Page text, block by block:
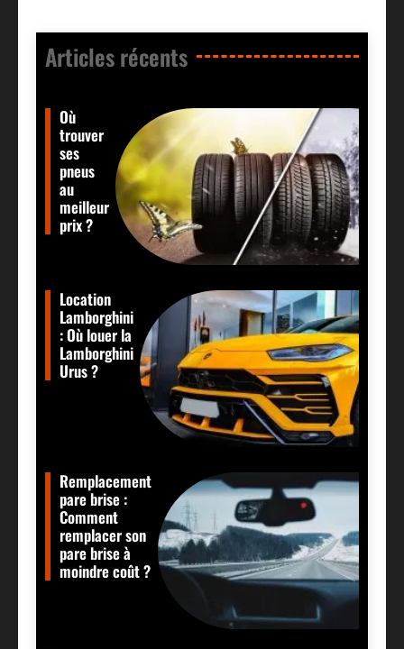
Articles récents​
Où
trouver
ses
pneus
au
meilleur
prix ?
Location
Lamborghini
: Où louer la
Lamborghini
Urus ?
Remplacement
pare brise :
Comment
remplacer son
pare brise à
moindre coût ?